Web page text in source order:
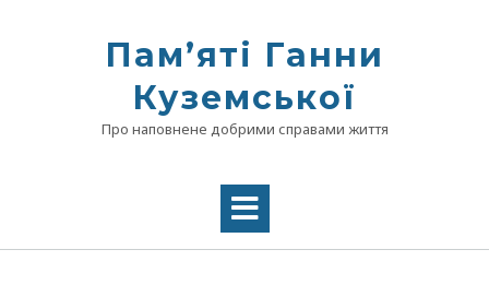
Памʼяті Ганни
Куземської
Про наповнене добрими справами життя